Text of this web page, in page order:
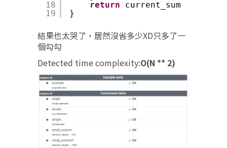
18
19
return
current_sum
}
結果也太哭了，居然沒省多少XD只多了一
個勾勾
Detected time complexity:O(N ** 2)